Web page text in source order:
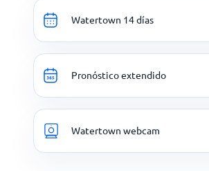
Watertown 14 días
Pronóstico extendido
Watertown webcam